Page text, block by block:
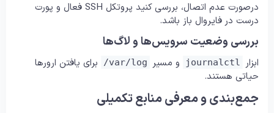
درصورت عدم اتصال، بررسی کنید پروتکل SSH فعال و پورت
درست در فایروال باز باشد.
بررسی وضعیت سرویس‌ها و لاگ‌ها
ابزار journalctl و مسیر /var/log
برای یافتن ارورها
حیاتی هستند.
جمع‌بندی و معرفی منابع تکمیلی